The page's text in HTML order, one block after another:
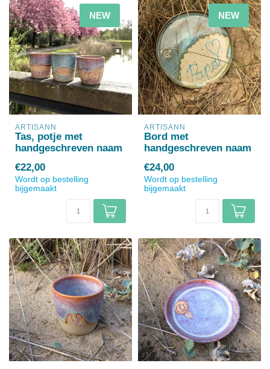
NEW
ARTISANN
Tas, potje met
handgeschreven naam
€22,00
Wordt op bestelling
bijgemaakt
NEW
ARTISANN
Bord met
handgeschreven naam
€24,00
Wordt op bestelling
bijgemaakt